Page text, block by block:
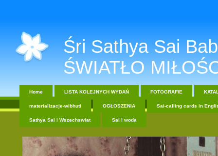
Śri Sathya Sai
ŚWIATŁO
Home LISTA KOLEJNYCH WYDAŃ FOTOGRAFIE
materializacje-wibhuti OGŁOSZENIA Sai-calling cards in
Sathya Sai i Wszechswiat Sai i woda